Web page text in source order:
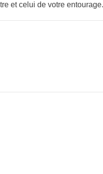
et celui de votre entourage.